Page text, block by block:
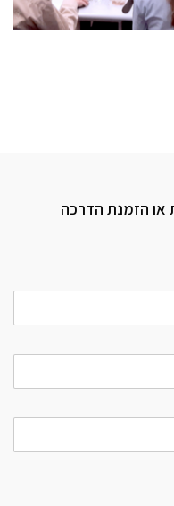
או הזמנת הדרכה